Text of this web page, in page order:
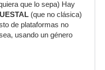
que lo sepa) Hay
(que no clásica)
de plataformas no
usando un género